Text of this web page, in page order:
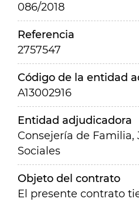
086/2018
Referencia
2757547
Código de la entidad
A13002916
Entidad adjudicadora
Consejería de
Sociales
Objeto del contrato
El presente contrato